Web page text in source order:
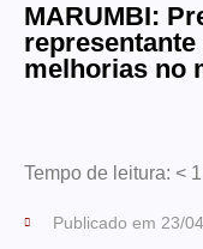
MARUMBI:
melhorias no
Tempo de leitura: < 1
Publicado em 23/